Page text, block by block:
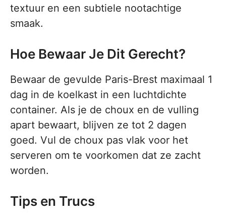
textuur en een subtiele nootachtige
smaak.
Hoe Bewaar Je Dit Gerecht?
Bewaar de gevulde Paris-Brest maximaal 1
dag in de koelkast in een luchtdichte
container. Als je de choux en de vulling
apart bewaart, blijven ze tot 2 dagen
goed. Vul de choux pas vlak voor het
serveren om te voorkomen dat ze zacht
worden.
Tips en Trucs